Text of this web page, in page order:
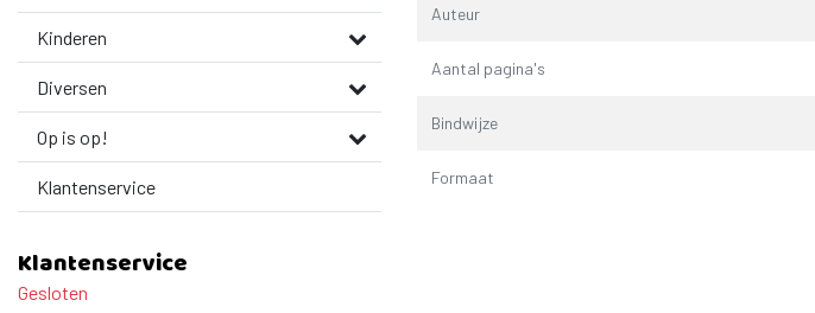
Kinderen
Diversen
Op is op!
Klantenservice
Klantenservice
Gesloten
Auteur
Aantal pagina's
Bindwijze
Formaat